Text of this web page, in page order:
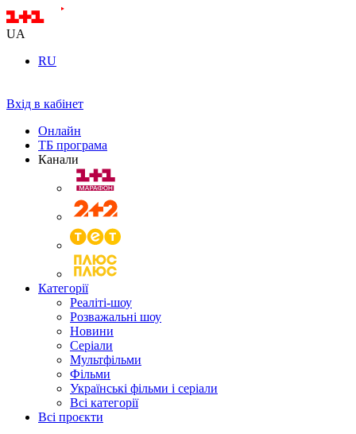
UA
RU
Вхід в кабінет
Онлайн
ТБ програма
Канали
Категорії
Реаліті-шоу
Розважальні шоу
Новини
Серіали
Мультфільми
Фільми
Українські фільми і серіали
Всі категорії
Всі проєкти